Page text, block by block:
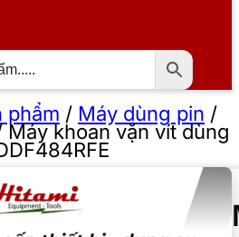
phẩm / Máy dùng pin /
Máy khoan vặn vít dùng